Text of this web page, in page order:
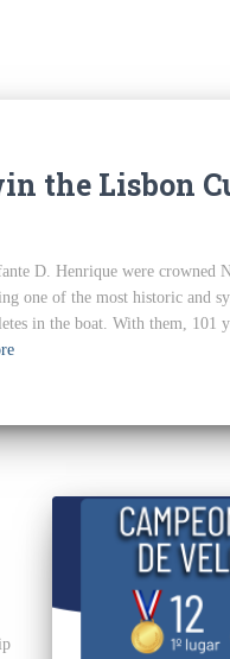
the Lisbon
D. Henrique were crowned
one of the most historic and
in the boat. With them, 101